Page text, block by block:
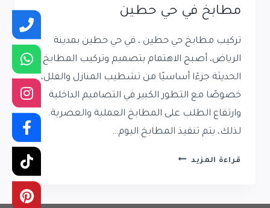
مطابخ في حي حطين
تركيب مطابخ حي حطين ، في حي حطين بمدينة
الرياض، أصبح الاهتمام بتصميم وتركيب المطابخ
الحديثة جزءًا أساسيًا من تشطيب المنازل والفلل،
خصوصًا مع التطور الكبير في التصاميم الداخلية
وارتفاع الطلب على المطابخ العملية والعصرية.
لذلك، يتم تنفيذ المطابخ اليوم…
قراءة المزيد تركيب